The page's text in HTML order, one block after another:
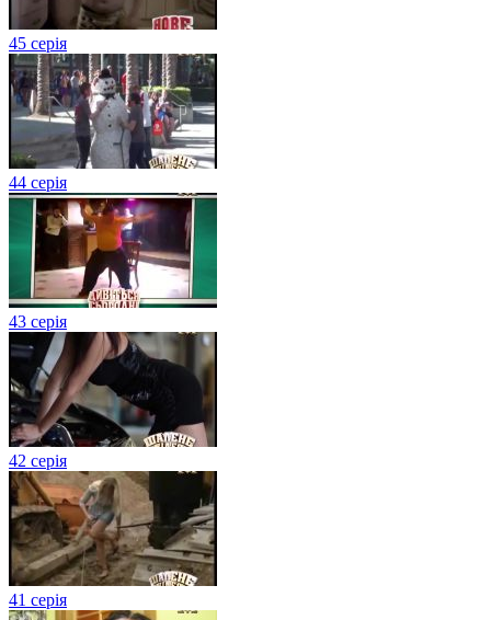
45 серія
44 серія
43 серія
42 серія
41 серія